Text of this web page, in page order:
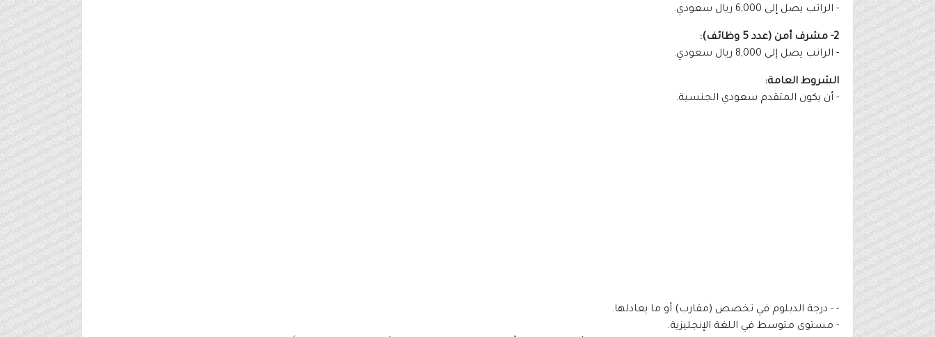
- الراتب يصل إلى 6,000 ريال سعودي.
2- مشرف أمن (عدد 5 وظائف):
- الراتب يصل إلى 8,000 ريال سعودي.
الشروط العامة:
- أن يكون المتقدم سعودي الجنسية.
- - درجة الدبلوم في تخصص (مقارب) أو ما يعادلها.
- مستوى متوسط في اللغة الإنجليزية.